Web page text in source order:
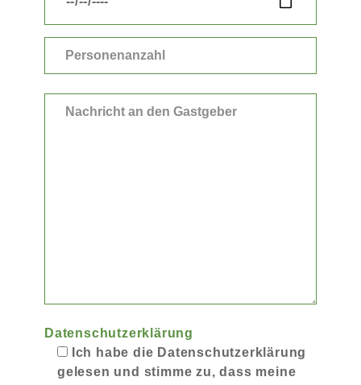
Datenschutzerklärung
Ich habe die Datenschutzerklärung
gelesen und stimme zu, dass meine